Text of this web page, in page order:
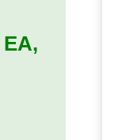
EA,